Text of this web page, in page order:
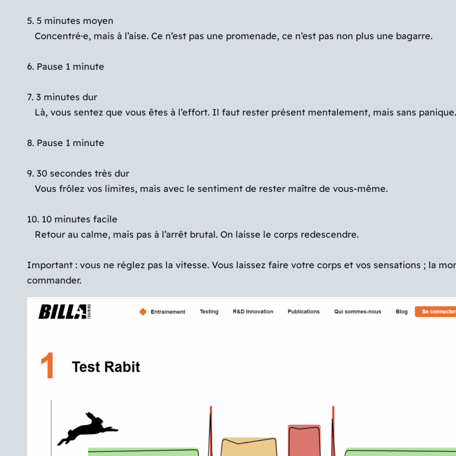
5. 5 minutes moyen
Concentré·e, mais à l’aise. Ce n’est pas une promenade, ce n’est pas non plus une bagarre.
6. Pause 1 minute
7. 3 minutes dur
Là, vous sentez que vous êtes à l’effort. Il faut rester présent mentalement, mais sans panique.
8. Pause 1 minute
9. 30 secondes très dur
Vous frôlez vos limites, mais avec le sentiment de rester maître de vous-même.
10. 10 minutes facile
Retour au calme, mais pas à l’arrêt brutal. On laisse le corps redescendre.
Important : vous ne réglez pas la vitesse. Vous laissez faire votre corps et vos sensations ; la
commander.